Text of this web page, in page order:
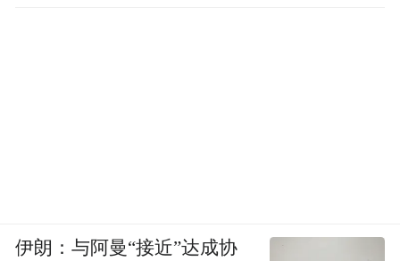
伊朗：与阿曼“接近”达成协